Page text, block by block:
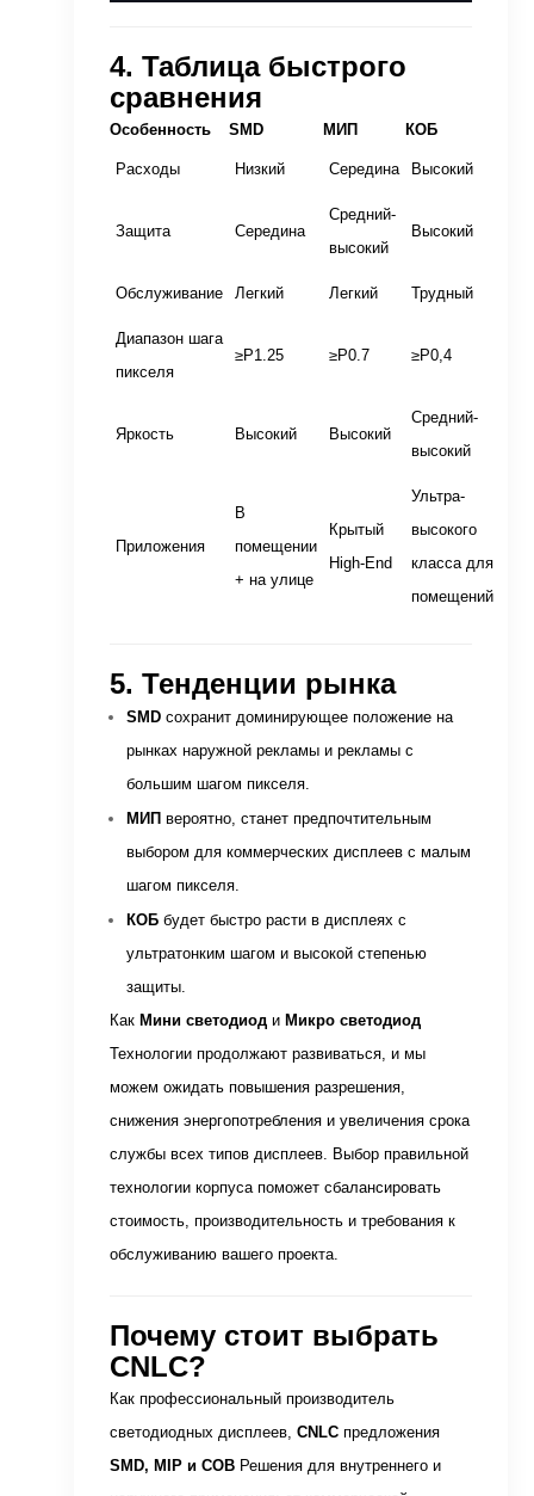
4. Таблица быстрого
сравнения
Особенность SMD МИП КОБ
Расходы Низкий Середина Высокий
Защита Середина
Средний-
высокий
Высокий
Обслуживание Легкий Легкий Трудный
Диапазон шага
пикселя
≥P1.25 ≥P0.7 ≥P0,4
Яркость Высокий Высокий
Средний-
высокий
Приложения
В
помещении
+ на улице
Крытый
High-End
Ультра-
высокого
класса для
помещений
5. Тенденции рынка
SMD сохранит доминирующее положение на
рынках наружной рекламы и рекламы с
большим шагом пикселя.
МИП вероятно, станет предпочтительным
выбором для коммерческих дисплеев с малым
шагом пикселя.
КОБ будет быстро расти в дисплеях с
ультратонким шагом и высокой степенью
защиты.
КакМини светодиод иМикро светодиод
Технологии продолжают развиваться, и мы
можем ожидать повышения разрешения,
снижения энергопотребления и увеличения срока
службы всех типов дисплеев. Выбор правильной
технологии корпуса поможет сбалансировать
стоимость, производительность и требования к
обслуживанию вашего проекта.
Почему стоит выбрать
CNLC?
Как профессиональный производитель
светодиодных дисплеев,CNLC предложения
SMD, MIP и COB Решения для внутреннего и